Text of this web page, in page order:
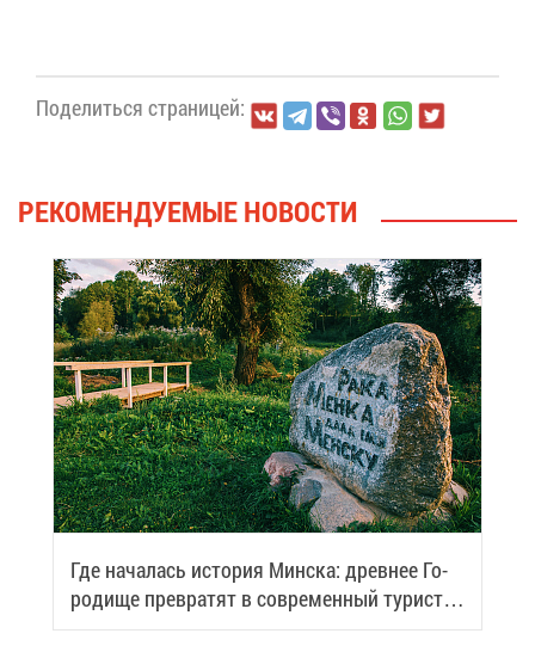
По­де­лить­ся стра­ни­цей:
РЕ­КО­МЕН­ДУ­Е­МЫЕ НО­ВО­СТИ
Где на­ча­лась ис­то­рия Мин­ска: древ­нее Го­
ро­ди­ще пре­вра­тят в со­вре­мен­ный ту­ри­сти­
че­ский центр